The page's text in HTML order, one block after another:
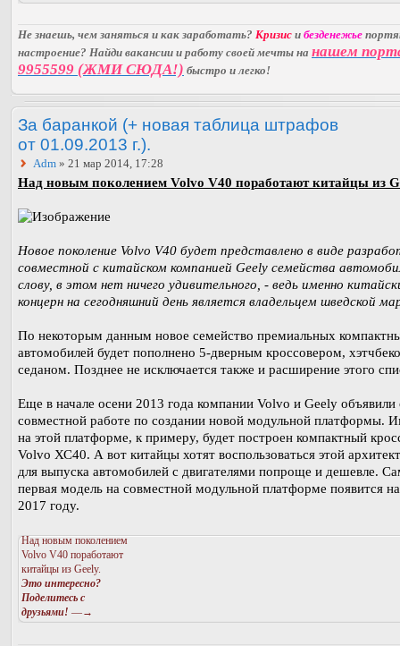
Не знаешь, чем заняться и как заработать? Кризис и безденежье
настроение? Найди вакансии и работу своей мечты на нашем
9955599 (ЖМИ СЮДА!) быстро и легко!
За баранкой (+ новая таблица штрафов
от 01.09.2013 г.).
Adm » 21 мар 2014, 17:28
Над новым поколением Volvo V40 поработают китайцы из
Новое поколение Volvo V40 будет представлено в виде
совместной с китайском компанией Geely семейства
слову, в этом нет ничего удивительного, - ведь именно
концерн на сегодняшний день является владельцем шведской
По некоторым данным новое семейство премиальных
автомобилей будет пополнено 5-дверным кроссовером,
седаном. Позднее не исключается также и расширение этого
Еще в начале осени 2013 года компании Volvo и Geely объявили
совместной работе по создании новой модульной платформы.
на этой платформе, к примеру, будет построен компактный
Volvo ХС40. А вот китайцы хотят воспользоваться этой
для выпуска автомобилей с двигателями попроще и дешевле.
первая модель на совместной модульной платформе появится
2017 году.
Над новым поколением
Volvo V40 поработают
китайцы из Geely.
Это интересно?
Поделитесь с
друзьями! —→